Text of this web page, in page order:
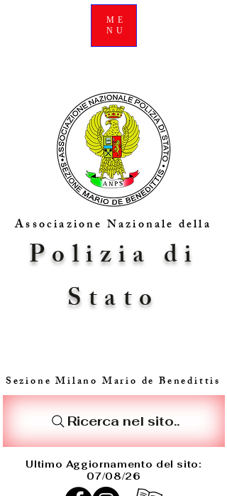
ME
NU
Associazione Nazionale della
Sezione Milano Mario de Benedittis
Ricerca nel sito..
Polizia di
Stato
Ultimo Aggiornamento del sito:
07/08/26